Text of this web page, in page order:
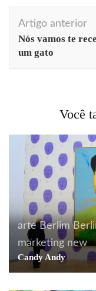
de
post
Artigo anterior
Nós vamos te
um gato
Você
arte Berlim
marketing new
Candy Andy